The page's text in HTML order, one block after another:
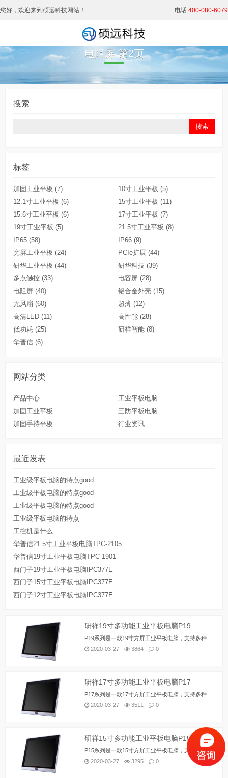
您好，欢迎来到硕远科技网站！ 电话:400-080-6079
电阻屏 第2页
搜索
标签
加固工业平板 (7) 10寸工业平板 (5)
12.1寸工业平板 (6) 15寸工业平板 (11)
15.6寸工业平板 (6) 17寸工业平板 (7)
19寸工业平板 (5) 21.5寸工业平板 (8)
IP65 (58) IP66(9)
宽屏工业平板 (24) PCIe扩展 (44)
研华工业平板 (44) 研华科技(39)
多点触控 (33) 电容屏(28)
电阻屏 (40) 铝合金外壳(15)
无风扇 (60) 超薄(12)
高清LED (11) 高性能(28)
低功耗 (25) 研祥智能(8)
华普信 (6)
网站分类
产品中心
工业平板电脑
加固工业平板
三防平板电脑
加固手持平板
行业资讯
最近发表
工业级平板电脑的特点good
工业级平板电脑的特点good
工业级平板电脑的特点good
工业级平板电脑的特点
工控机是什么
华普信21.5寸工业平板电脑TPC-2105
华普信19寸工业平板电脑TPC-1901
西门子19寸工业平板电脑IPC377E
西门子15寸工业平板电脑IPC377E
西门子12寸工业平板电脑IPC377E
研祥19寸多功能工业平板电脑P19
2020-03-27
3864 0
研祥17寸多功能工业平板电脑P17
2020-03-27
3511 0
研祥15寸多功能工业平板电脑P15
P15系列是一款15寸方屏工业平板电脑，支持多种平台，如：Intel H110/C236、Intel Skylake-U SOC、Intel Bay Trail等，支持Windows 7（64bit）、Windows 10、LINUX(2.6内核)等操作系统。 整机铝合金材质，系统架构采用主板+扩展板设计方案，结构简单，各模块板之间连接采用高可靠连接器对接，保证高可靠性的运行环境，具有良好的防尘、散热、抗振性能。 该系列是面向高端MES、综合监控、设备控制等领域，主要用于盾构隧道掘进机，生产线MES，综合监控 (轨道交通，楼宇，电力等) ，数控机床，单晶炉机，汽配控制等。
2020-03-27
3295 0